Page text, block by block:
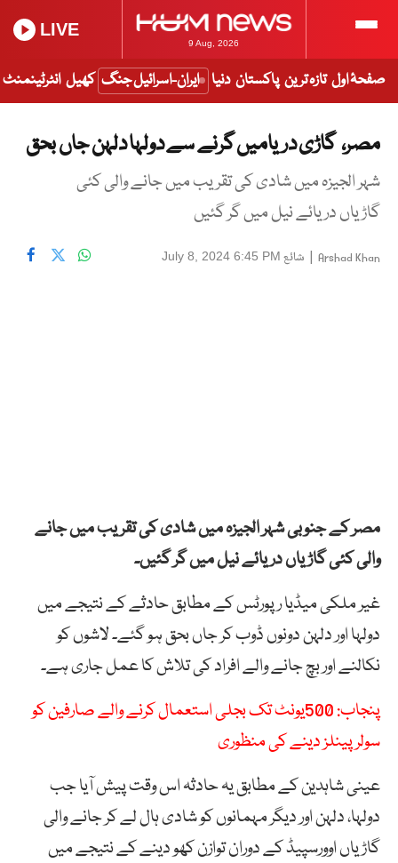
9 Aug, 2026
LIVE
صفحۂ اول تازہ ترین پاکستان دنیا ایران-اسرائیل جنگ کھیل انٹرٹینمنٹ
مصر، گاڑی دریامیں گرنے سے دولہا دلہن جاں بحق
شہر الجیزہ میں شادی کی تقریب میں جانے والی کئی
گاڑیاں دریائے نیل میں گر گئیں
Arshad Khan
| شائع July 8, 2024 6:45 PM
مصر کے جنوبی شہر الجیزہ میں شادی کی تقریب میں جانے
والی کئی گاڑیاں دریائے نیل میں گر گئیں۔
غیر ملکی میڈیا رپورٹس کے مطابق حادثے کے نتیجے میں
دولہا اور دلہن دونوں ڈوب کر جاں بحق ہو گئے۔ لاشوں کو
نکالنے اور بچ جانے والے افراد کی تلاش کا عمل جاری ہے۔
پنجاب: 500یونٹ تک بجلی استعمال کرنے والے صارفین کو
سولر پینلز دینے کی منظوری
عینی شاہدین کے مطابق یہ حادثہ اس وقت پیش آیا جب
دولہا، دلہن اور دیگر مہمانوں کو شادی ہال لے کر جانے والی
گاڑیاں اوورسپیڈ کے دوران توازن کھو دینے کے نتیجے میں